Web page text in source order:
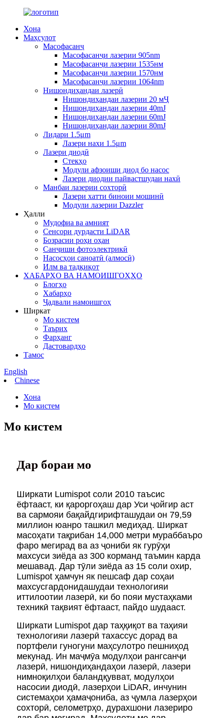
Хона
Маҳсулот
Масофасанҷ
Масофасанҷи лазерии 905nm
Масофасанҷи лазерии 1535нм
Масофасанҷи лазерии 1570нм
Масофасанҷи лазерии 1064nm
Нишондиҳандаи лазерӣ
Нишондиҳандаи лазерии 20 мҶ
Нишондиҳандаи лазерии 40mJ
Нишондиҳандаи лазерии 60mJ
Нишондиҳандаи лазерии 80mJ
Лидари 1.5μm
Лазери нахи 1.5μm
Лазери диодӣ
Стекҳо
Модули афзоиши диод бо насос
Лазери диодии пайвастшудаи нахӣ
Манбаи лазерии сохторӣ
Лазери хатти биноии мошинӣ
Модули лазерии Dazzler
Ҳалли
Мудофиа ва амният
Сенсори дурдасти LiDAR
Бозрасии роҳи оҳан
Санҷиши фотоэлектрикӣ
Насосҳои саноатӣ (алмосӣ)
Илм ва тадқиқот
ХАБАРҲО ВА НАМОИШГОҲҲО
Блогҳо
Хабарҳо
Ҷадвали намоишгоҳ
Ширкат
Мо кистем
Таърих
Фарҳанг
Дастовардҳо
Тамос
English
Chinese
Хона
Мо кистем
Мо кистем
Дар бораи мо
Ширкати Lumispot соли 2010 таъсис
ёфтааст, ки қароргоҳаш дар Уси ҷойгир аст
ва сармояи бақайдгирифташудаи он 79,59
миллион юанро ташкил медиҳад. Ширкат
масоҳати тақрибан 14,000 метри мураббаъро
фаро мегирад ва аз ҷониби як гурӯҳи
махсуси зиёда аз 300 корманд таъмин карда
мешавад. Дар тӯли зиёда аз 15 соли охир,
Lumispot ҳамчун як пешсаф дар соҳаи
махсусгардонидашудаи технологияи
иттилоотии лазерӣ, ки бо пояи мустаҳками
техникӣ тақвият ёфтааст, пайдо шудааст.
Ширкати Lumispot дар таҳқиқот ва таҳияи
технологияи лазерӣ тахассус дорад ва
портфели гуногуни маҳсулотро пешниҳод
мекунад. Ин маҷмӯа модулҳои рангсанҷи
лазерӣ, нишондиҳандаҳои лазерӣ, лазери
нимноқилҳои баландқувват, модулҳои
насосии диодӣ, лазерҳои LiDAR, инчунин
системаҳои ҳамаҷониба, аз ҷумла лазерҳои
сохторӣ, селометрҳо, дурахшони лазериро